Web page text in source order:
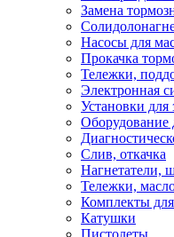
Замена
Насосы для
Прокачка
Тележки,
Электронная
Установки для
Оборудование
Слив, откачка
Нагнетатели,
Тележки,
Комплекты для
Катушки
Пистолеты